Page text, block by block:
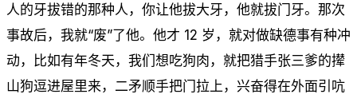
人的牙拔错的那种人，你让他拔大牙，他就拔门牙。那次
事故后，我就“废”了他。他才 12 岁，就对做缺德事有种冲
动，比如有年冬天，我们想吃狗肉，就把猎手张三爹的撵
山狗逗进屋里来，二矛顺手把门拉上，兴奋得在外面引吭